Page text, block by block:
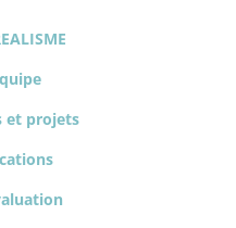
et projets